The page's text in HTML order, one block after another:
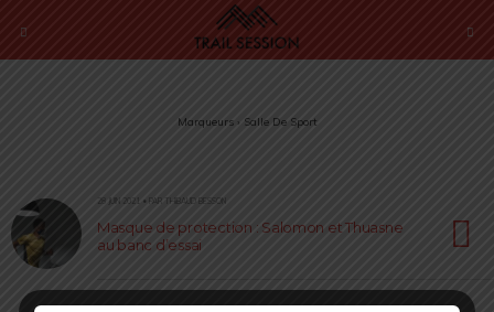
Marqueurs › Salle De Sport
28 JUIN 2021 • PAR THIBAUD BESSON
Masque de protection : Salomon et Thuasne
au banc d’essai